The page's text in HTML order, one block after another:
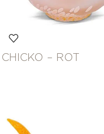
CHICKO – ROT